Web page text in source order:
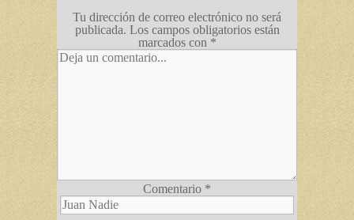
Tu dirección de correo electrónico no será
publicada. Los campos obligatorios están
marcados con *
Comentario *